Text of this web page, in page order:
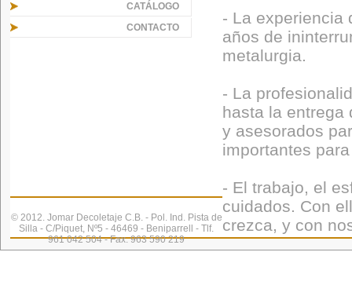
CATÁLOGO
CONTACTO
- La experiencia
años de
metalurgia.
- La
hasta la entrega
y asesorados
importantes
- El trabajo, el
cuidados. Con
crezca, y con
© 2012. Jomar Decoletaje C.B. - Pol. Ind. Pista de
Silla - C/Piquet, Nº5 - 46469 - Beniparrell - Tlf.
961 042 504 - Fax. 963 590 219